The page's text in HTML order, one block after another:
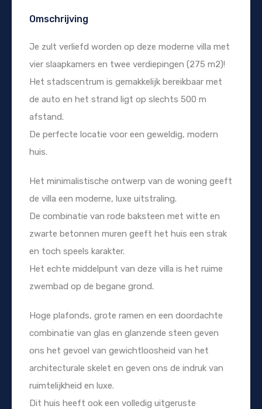
Omschrijving
Je zult verliefd worden op deze moderne villa met
vier slaapkamers en twee verdiepingen (275 m2)!
Het stadscentrum is gemakkelijk bereikbaar met
de auto en het strand ligt op slechts 500 m
afstand.
De perfecte locatie voor een geweldig, modern
huis.
Het minimalistische ontwerp van de woning geeft
de villa een moderne, luxe uitstraling.
De combinatie van rode baksteen met witte en
zwarte betonnen muren geeft het huis een strak
en toch speels karakter.
Het echte middelpunt van deze villa is het ruime
zwembad op de begane grond.
Hoge plafonds, grote ramen en een doordachte
combinatie van glas en glanzende steen geven
ons het gevoel van gewichtloosheid van het
architecturale skelet en geven ons de indruk van
ruimtelijkheid en luxe.
Dit huis heeft ook een volledig uitgeruste